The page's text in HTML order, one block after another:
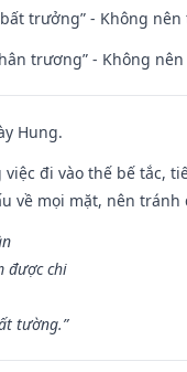
trưởng” - Không
trương” - Không
Hung.
việc đi vào thế bế tắc,
về mọi mặt, nên
được chi
tường.”